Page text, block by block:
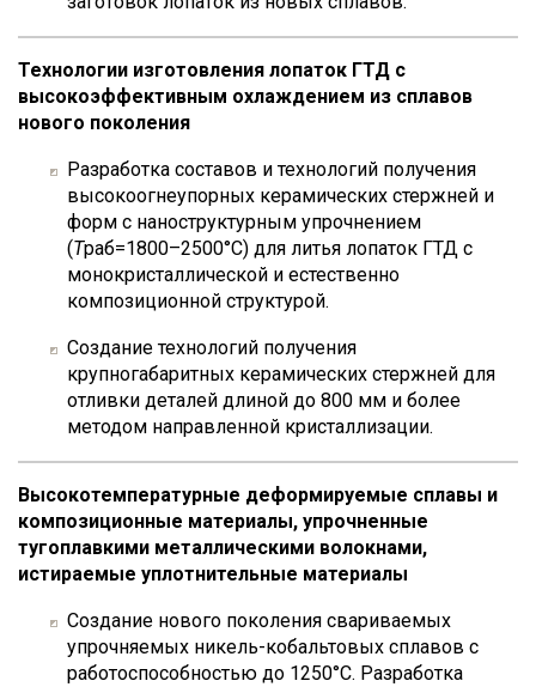
Технологии изготовления лопаток ГТД с
высокоэффективным охлаждением из сплавов
нового поколения
Разработка составов и технологий получения
высокоогнеупорных керамических стержней и
форм с наноструктурным упрочнением
(Траб=1800–2500°С) для литья лопаток ГТД с
монокристаллической и естественно
композиционной структурой.
Создание технологий получения
крупногабаритных керамических стержней для
отливки деталей длиной до 800 мм и более
методом направленной кристаллизации.
Высокотемпературные деформируемые сплавы и
композиционные материалы, упрочненные
тугоплавкими металлическими волокнами,
истираемые уплотнительные материалы
Создание нового поколения свариваемых
упрочняемых никель-кобальтовых сплавов с
работоспособностью до 1250°С. Разработка